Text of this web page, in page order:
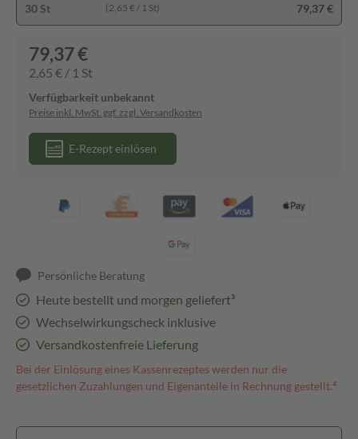
30 St (2,65 € / 1 St) 79,37 €
79,37 €
2,65 € / 1 St
Verfügbarkeit unbekannt
Preise inkl. MwSt. ggf. zzgl. Versandkosten
E-Rezept einlösen
Persönliche Beratung
Heute bestellt und morgen geliefert³
Wechselwirkungscheck inklusive
Versandkostenfreie Lieferung
Bei der Einlösung eines Kassenrezeptes werden nur die
gesetzlichen Zuzahlungen und Eigenanteile in Rechnung gestellt.⁴